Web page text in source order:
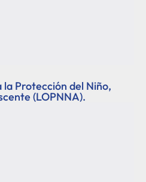
Protección del Niño,
(LOPNNA).